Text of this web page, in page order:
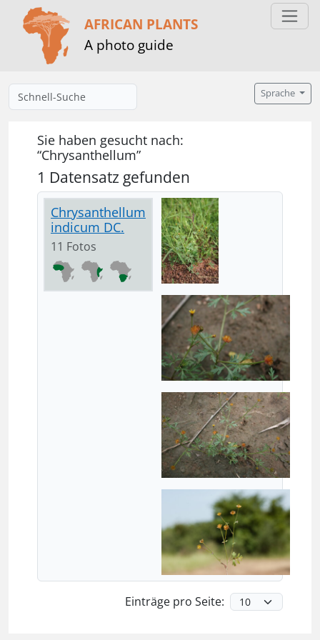
AFRICAN PLANTS
A photo guide
Sprache
Sie haben gesucht nach:
“Chrysanthellum”
1 Datensatz gefunden
Chrysanthellum
indicum DC.
11 Fotos
Einträge pro Seite: